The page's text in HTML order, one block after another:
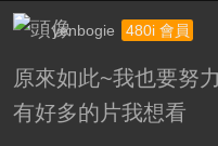
yenbogie 480i 會員
原來如此~我也要努力
有好多的片我想看